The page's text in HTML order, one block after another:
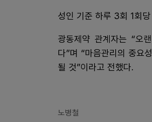
성인 기준 하루 3회 1회
광동제약 관계자는 “오
다”며 “마음관리의 중요
될 것”이라고 전했다.
노병철